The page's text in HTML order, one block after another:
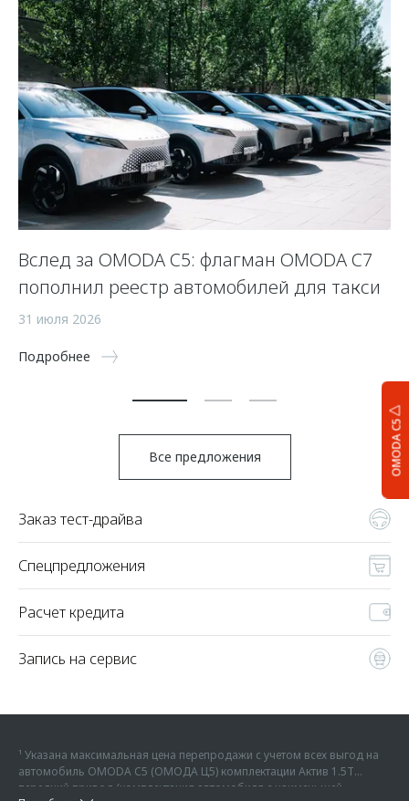
OMODA C5
Вслед за OMODA C5: флагман OMODA C7
пополнил реестр автомобилей для такси
31 июля 2026
Подробнее
Все предложения
Заказ тест-драйва
Спецпредложения
Расчет кредита
Запись на сервис
¹ Указана максимальная цена перепродажи с учетом всех выгод на
автомобиль OMODA C5 (ОМОДА Ц5) комплектации Актив 1.5Т
передний привод (комплектация автомобиля с наименьшей